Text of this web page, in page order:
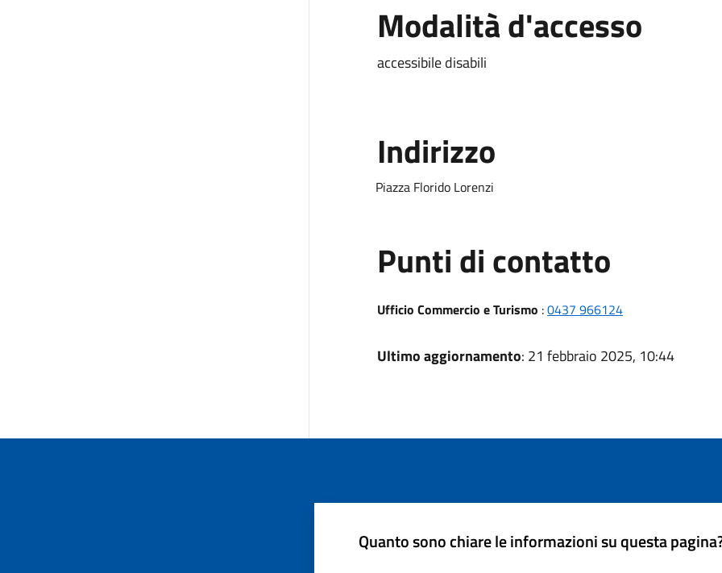
Modalità d'accesso
accessibile disabili
Indirizzo
Piazza Florido Lorenzi
Punti di contatto
Ufficio Commercio e Turismo :0437 966124
Ultimo aggiornamento: 21 febbraio 2025, 10:44
Quanto sono chiare le informazioni su questa